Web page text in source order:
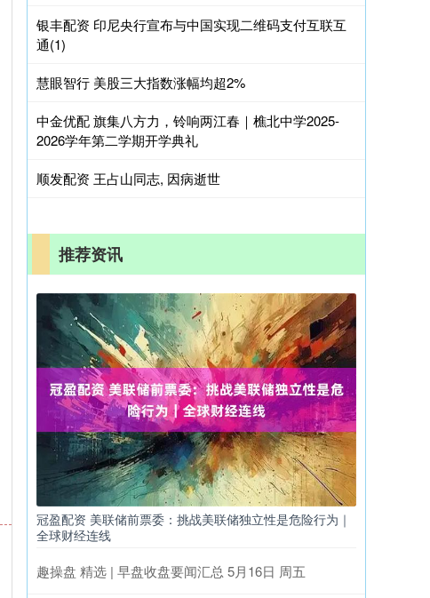
银丰配资 印尼央行宣布与中国实现二维码支付互联互
通(1)
慧眼智行 美股三大指数涨幅均超2%
中金优配 旗集八方力，铃响两江春｜樵北中学2025-
2026学年第二学期开学典礼
顺发配资 王占山同志, 因病逝世
推荐资讯
冠盈配资 美联储前票委：挑战美联储独立性是危险行为｜
全球财经连线
趣操盘 精选 | 早盘收盘要闻汇总 5月16日 周五